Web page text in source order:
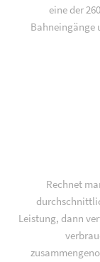
eine der
Bahneingänge
Rechnet
Leistung, dann